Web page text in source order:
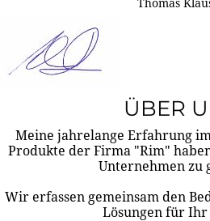
Thomas
ÜBER
Meine jahrelange Erfahrung
Produkte der Firma "Rim"
Unternehmen zu
Wir erfassen gemeinsam den
Lösungen für